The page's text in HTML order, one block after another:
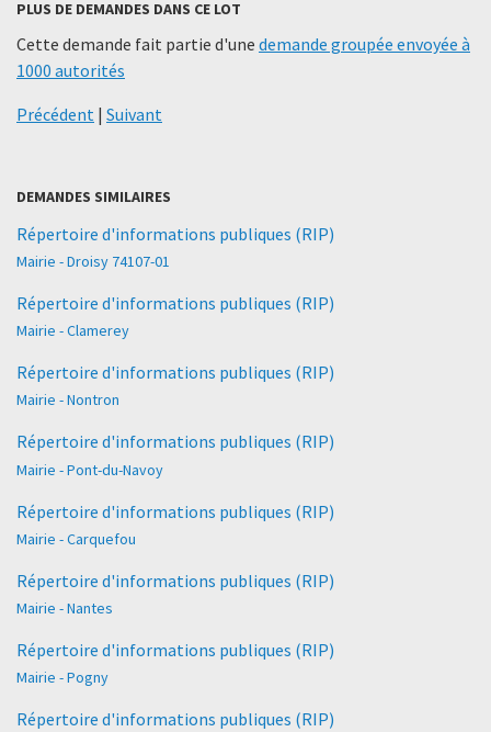
PLUS DE DEMANDES DANS CE LOT
Cette demande fait partie d'une demande groupée envoyée à
1000 autorités
Précédent | Suivant
DEMANDES SIMILAIRES
Répertoire d'informations publiques (RIP)
Mairie - Droisy 74107-01
Répertoire d'informations publiques (RIP)
Mairie - Clamerey
Répertoire d'informations publiques (RIP)
Mairie - Nontron
Répertoire d'informations publiques (RIP)
Mairie - Pont-du-Navoy
Répertoire d'informations publiques (RIP)
Mairie - Carquefou
Répertoire d'informations publiques (RIP)
Mairie - Nantes
Répertoire d'informations publiques (RIP)
Mairie - Pogny
Répertoire d'informations publiques (RIP)